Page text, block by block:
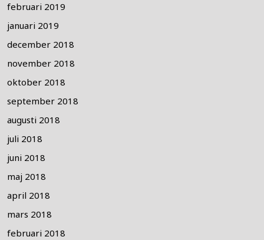
februari 2019
januari 2019
december 2018
november 2018
oktober 2018
september 2018
augusti 2018
juli 2018
juni 2018
maj 2018
april 2018
mars 2018
februari 2018